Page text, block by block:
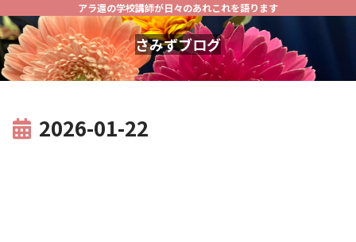
アラ還の学校講師が日々のあれこれを語ります
さみずブログ
2026-01-22